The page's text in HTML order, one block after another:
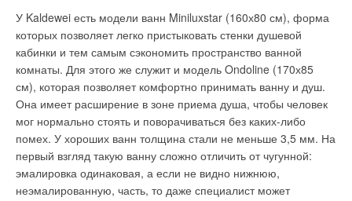
У Kaldewei есть модели ванн Miniluxstar (160х80 см), форма
которых позволяет легко пристыковать стенки душевой
кабинки и тем самым сэкономить пространство ванной
комнаты. Для этого же служит и модель Ondoline (170х85
см), которая позволяет комфортно принимать ванну и душ.
Она имеет расширение в зоне приема душа, чтобы человек
мог нормально стоять и поворачиваться без каких-либо
помех. У хороших ванн толщина стали не меньше 3,5 мм. На
первый взгляд такую ванну сложно отличить от чугунной:
эмалировка одинаковая, а если не видно нижнюю,
неэмалированную, часть, то даже специалист может
накипи, нагара и очистка фильтрующих элементов, что
значительно продлевают срок эксплуатации.
Причем это касается не только зарубежных установок
(некоторые по незнанию считают их не адаптированными к
российским условиям), но и отечественных газовых
водонагревателей. Безопасности работы газового
оборудования всегда уделялось повышен ное внимание. Это
связано с риском эксплуатации данных приборов. Сейчас
уже практически невозможно встретить ни один газовый
прибор — котел или водонагреватель, — который не был бы
От чего не следует отказываться, так это от наличия в
конструкции горелки котла возможности плавно или
ступенчато изменять его мощность в зависимости от
постоянно изменяющейся теплопотребности подключенных
к нему систем. Это в значительной мере повысит
устойчивость работы котельного оборудования в процессе
эксплуатации. Особо следует сказать о выборе нагревателя
для системы горячего водоснабжения.
Для этих целей в индивидуальном жилом доме больше всего
подходит не скоростной, тем более встроенный в котел, а